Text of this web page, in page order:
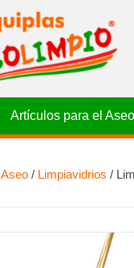
Artículos para el Aseo
Aseo/ Limpiavidrios /